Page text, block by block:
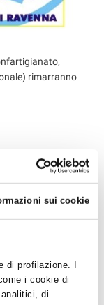
sui cookie
profilazione. I
i cookie di
di
rimarranno
WELFARE
QUALIFICATA